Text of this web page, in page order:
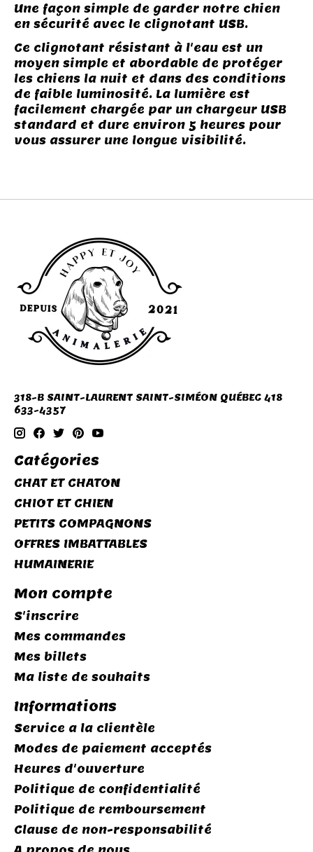
Une façon simple de garder notre chien
en sécurité avec le clignotant USB.
Ce clignotant résistant à l'eau est un
moyen simple et abordable de protéger
les chiens la nuit et dans des conditions
de faible luminosité. La lumière est
facilement chargée par un chargeur USB
standard et dure environ 5 heures pour
vous assurer une longue visibilité.
318-B SAINT-LAURENT SAINT-SIMÉON QUÉBEC 418
633-4357
Catégories
CHAT ET CHATON
CHIOT ET CHIEN
PETITS COMPAGNONS
OFFRES IMBATTABLES
HUMAINERIE
Mon compte
S'inscrire
Mes commandes
Mes billets
Ma liste de souhaits
Informations
Service a la clientèle
Modes de paiement acceptés
Heures d'ouverture
Politique de confidentialité
Politique de remboursement
Clause de non-responsabilité